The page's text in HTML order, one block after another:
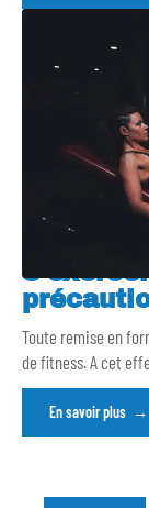
Toute remise en
de fitness. A cet
En savoir plus